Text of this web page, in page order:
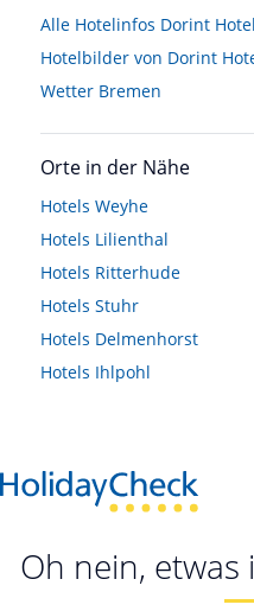
Alle Hotelinfos Dorint
Hotelbilder von Dorint
Wetter Bremen
Orte in der Nähe
Hotels Weyhe
Hotels Lilienthal
Hotels Ritterhude
Hotels Stuhr
Hotels Delmenhorst
Hotels Ihlpohl
Oh nein, etwas